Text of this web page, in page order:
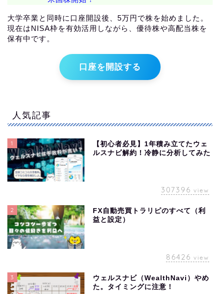
大学卒業と同時に口座開設後、5万円で株を始めました。
現在はNISA枠を有効活用しながら、優待株や高配当株を
保有中です。
口座を開設する
人気記事
1
【初心者必見】1年積み立てたウェ
ルスナビ解約！冷静に分析してみた
307396 view
2
FX自動売買トラリピのすべて（利
益と設定）
86426 view
3
ウェルスナビ（WealthNavi）やめ
た。タイミングに注意！